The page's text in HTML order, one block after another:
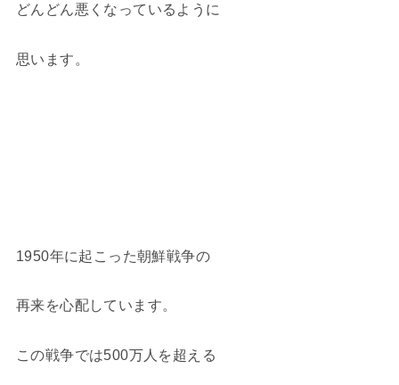
どんどん悪くなっているように
思います。
1950年に起こった朝鮮戦争の
再来を心配しています。
この戦争では500万人を超える